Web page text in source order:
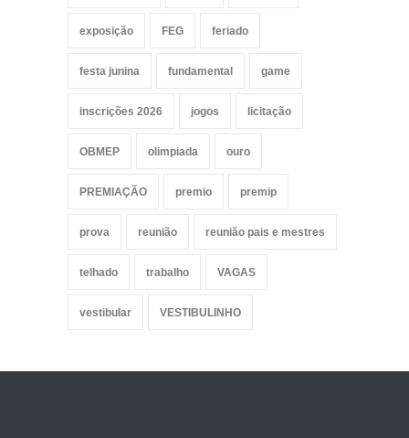
exposição FEG feriado
festa junina fundamental game
inscrições 2026 jogos licitação
OBMEP olimpiada ouro
PREMIAÇÃO premio premip
prova reunião reunião pais e mestres
telhado trabalho VAGAS
vestibular VESTIBULINHO